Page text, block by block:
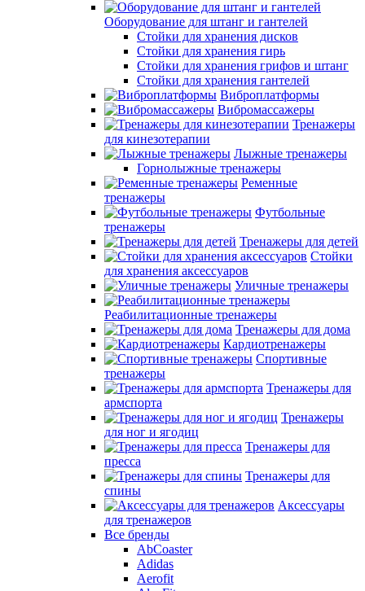
Оборудование для штанг и гантелей
Стойки для хранения дисков
Стойки для хранения гирь
Стойки для хранения грифов и штанг
Стойки для хранения гантелей
Виброплатформы
Вибромассажеры
Тренажеры
для кинезотерапии
Лыжные тренажеры
Горнолыжные тренажеры
Ременные
тренажеры
Футбольные
тренажеры
Тренажеры для детей
Стойки
для хранения аксессуаров
Уличные тренажеры
Реабилитационные тренажеры
Тренажеры для дома
Кардиотренажеры
Спортивные
тренажеры
Тренажеры для
армспорта
Тренажеры
для ног и ягодиц
Тренажеры для
пресса
Тренажеры для
спины
Аксессуары
для тренажеров
Все бренды
AbCoaster
Adidas
Aerofit